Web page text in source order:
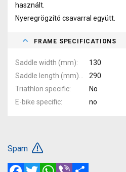
használt.
Nyeregrögzító csavarral együtt.
FRAME SPECIFICATIONS
Saddle width (mm)
130
290
Triathlon specific
No
E-bike specific
no
Spam
FacebookTwitterWhatsApp
Viber